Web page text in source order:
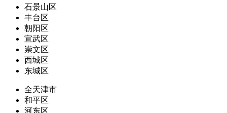
石景山区
丰台区
朝阳区
宣武区
崇文区
西城区
东城区
全天津市
和平区
河东区